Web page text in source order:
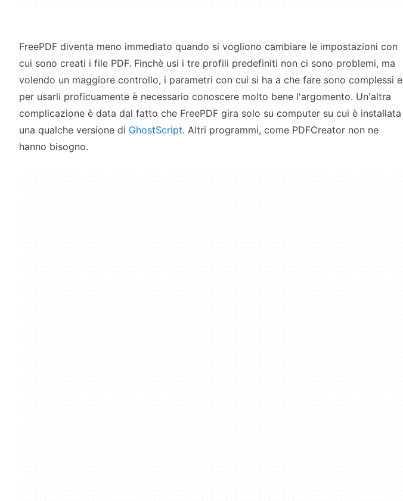
FreePDF diventa meno immediato quando si vogliono cambiare le impostazioni con
cui sono creati i file PDF. Finchè usi i tre profili predefiniti non ci sono problemi, ma
volendo un maggiore controllo, i parametri con cui si ha a che fare sono complessi e
per usarli proficuamente è necessario conoscere molto bene l'argomento. Un'altra
complicazione è data dal fatto che FreePDF gira solo su computer su cui è installata
una qualche versione di GhostScript. Altri programmi, come PDFCreator non ne
hanno bisogno.